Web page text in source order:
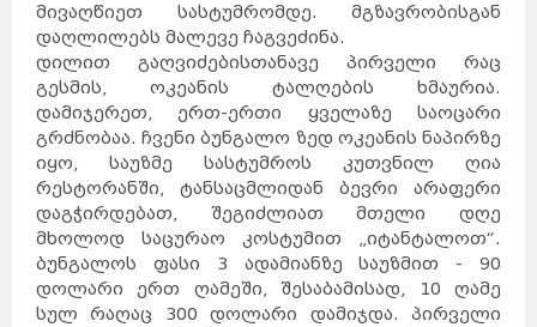
მივაღწიეთ სასტუმრომდე. მგზავრობისგან
დაღლილებს მალევე ჩაგვეძინა.
დილით გაღვიძებისთანავე პირველი რაც
გესმის, ოკეანის ტალღების ხმაურია.
დამიჯერეთ, ერთ-ერთი ყველაზე საოცარი
გრძნობაა. ჩვენი ბუნგალო ზედ ოკეანის ნაპირზე
იყო, საუზმე სასტუმროს კუთვნილ ღია
რესტორანში, ტანსაცმლიდან ბევრი არაფერი
დაგჭირდებათ, შეგიძლიათ მთელი დღე
მხოლოდ საცურაო კოსტუმით „იტანტალოთ“.
ბუნგალოს ფასი 3 ადამიანზე საუზმით - 90
დოლარი ერთ ღამეში, შესაბამისად, 10 ღამე
სულ რაღაც 300 დოლარი დამიჯდა. პირველი